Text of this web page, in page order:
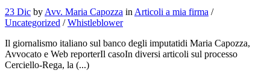
23 Dic by Avv. Maria Capozza in Articoli a mia firma /
Uncategorized /Whistleblower
Il giornalismo italiano sul banco degli imputatidi Maria Capozza,
Avvocato e Web reporterIl casoIn diversi articoli sul processo
Cerciello-Rega, la (...)